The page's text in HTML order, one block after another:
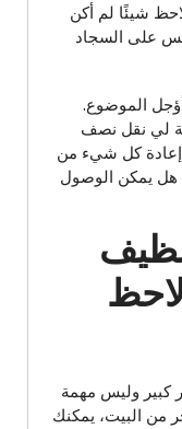
شيئًا لم أكن
على السجاد
الموضوع.
لي نقل نصف
إعادة كل شيء من
هل يمكن الوصول
كبير وليس مهمة
من البيت، يمكنك